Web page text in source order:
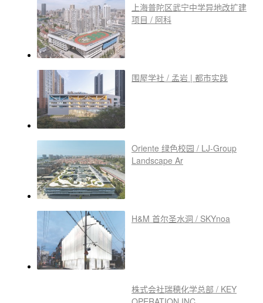
上海普陀区武宁中学异地改扩建
项目 / 阿科
围屋学社 / 孟岩 | 都市实践
Oriente 绿色校园 / LJ-Group
Landscape Ar
H&M 首尔圣水洞 / SKYnoa
株式会社瑞穂化学总部 / KEY